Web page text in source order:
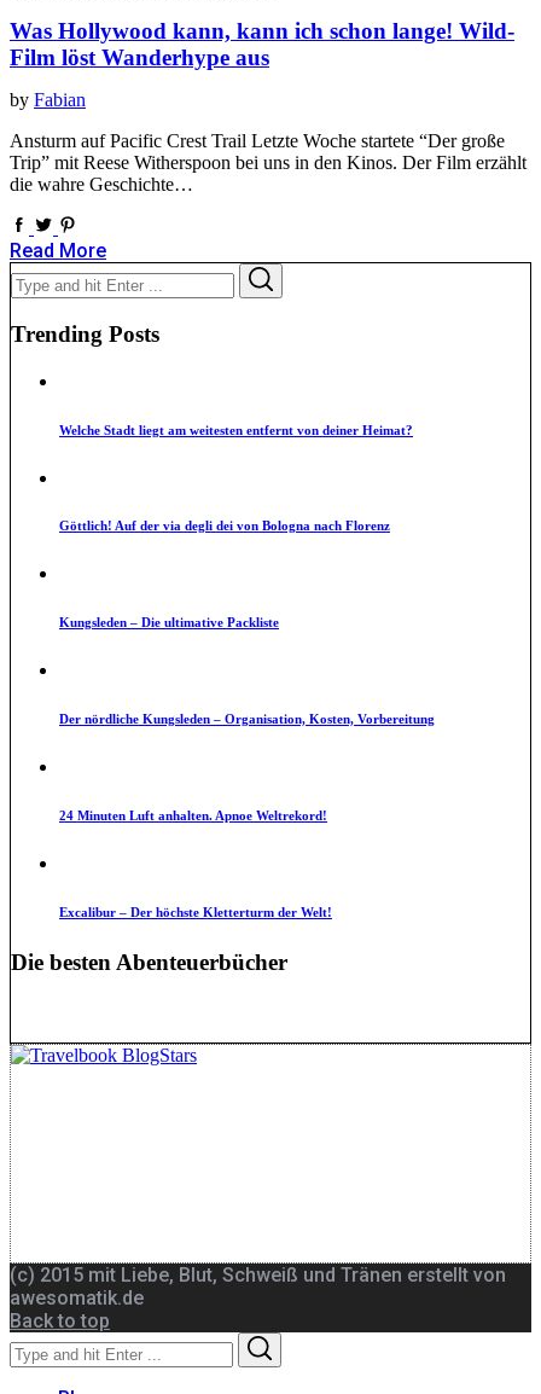
Was Hollywood kann, kann ich schon lange! Wild-
Film löst Wanderhype aus
by Fabian
Ansturm auf Pacific Crest Trail Letzte Woche startete “Der große
Trip” mit Reese Witherspoon bei uns in den Kinos. Der Film erzählt
die wahre Geschichte…
Read More
Search
for:
Trending Posts
Welche Stadt liegt am weitesten entfernt von deiner Heimat?
Göttlich! Auf der via degli dei von Bologna nach Florenz
Kungsleden – Die ultimative Packliste
Der nördliche Kungsleden – Organisation, Kosten, Vorbereitung
24 Minuten Luft anhalten. Apnoe Weltrekord!
Excalibur – Der höchste Kletterturm der Welt!
Die besten Abenteuerbücher
(c) 2015 mit Liebe, Blut, Schweiß und Tränen erstellt von
awesomatik.de
Back to top
Search
for: